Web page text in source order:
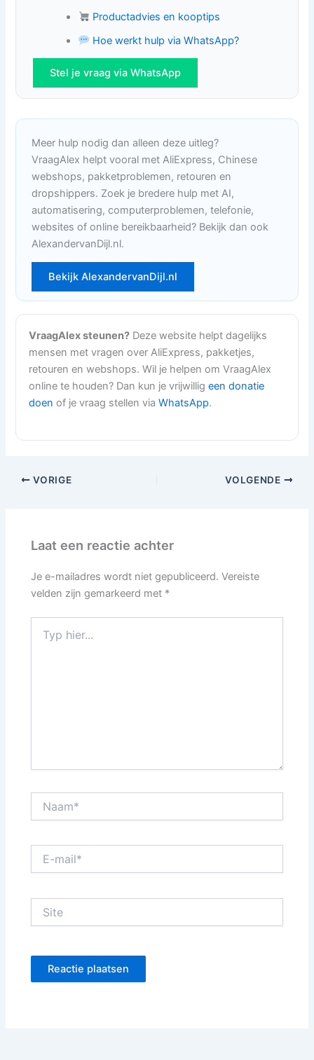
Productadvies en kooptips
Hoe werkt hulp via WhatsApp?
Stel je vraag via WhatsApp
Meer hulp nodig dan alleen deze uitleg?
VraagAlex helpt vooral met AliExpress, Chinese
webshops, pakketproblemen, retouren en
dropshippers. Zoek je bredere hulp met AI,
automatisering, computerproblemen, telefonie,
websites of online bereikbaarheid? Bekijk dan ook
AlexandervanDijl.nl.
Bekijk AlexandervanDijl.nl
VraagAlex steunen? Deze website helpt dagelijks
mensen met vragen over AliExpress, pakketjes,
retouren en webshops. Wil je helpen om VraagAlex
online te houden? Dan kun je vrijwilligeen donatie
doen of je vraag stellen viaWhatsApp.
VORIGE VOLGENDE
Laat een reactie achter
Je e-mailadres wordt niet gepubliceerd. Vereiste
velden zijn gemarkeerd met *
hier...
mail*